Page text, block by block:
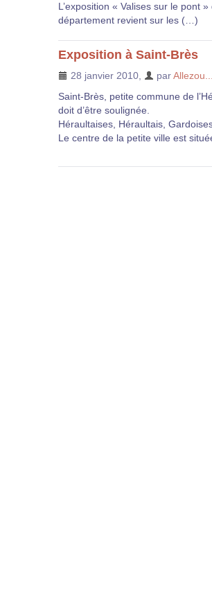
L’exposition « Valises sur le pont
département revient sur les (…)
Exposition à Saint-Brès
28 janvier 2010 par
Saint-Brès, petite commune de
doit d’être soulignée.
Héraultaises, Héraultais,
Le centre de la petite ville est